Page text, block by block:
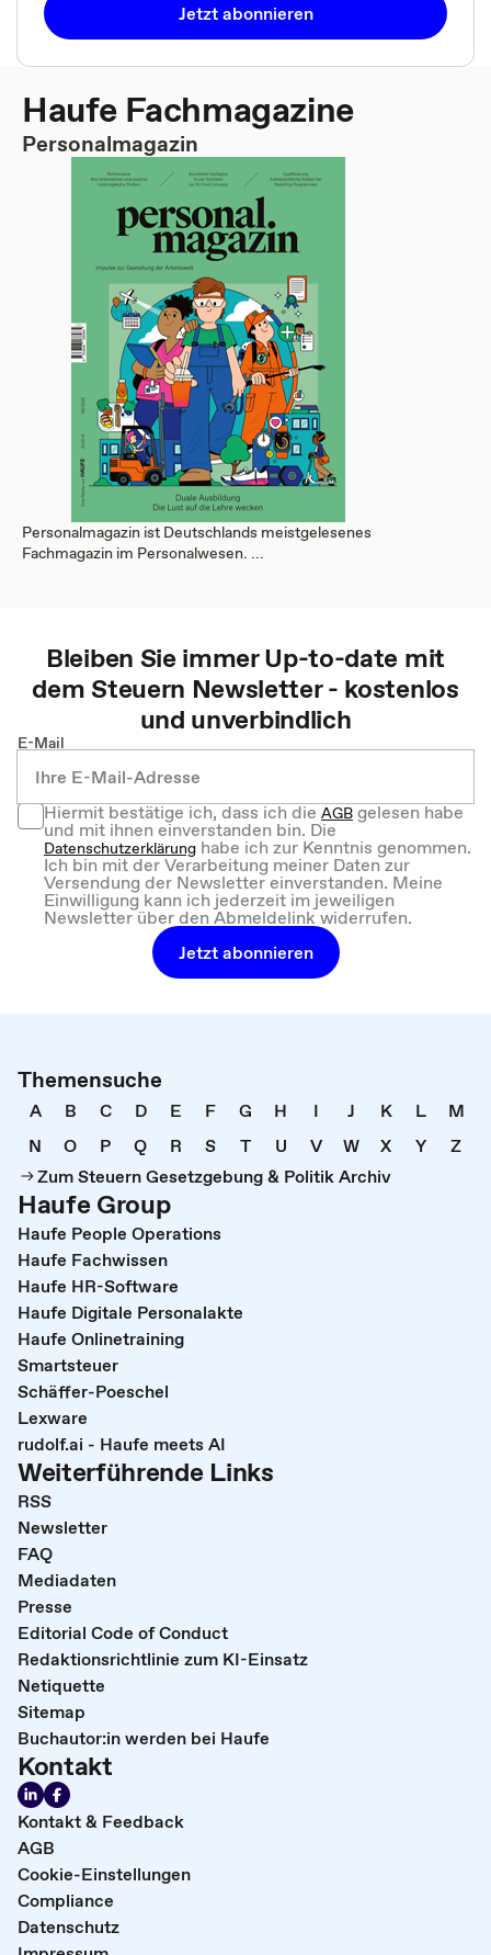
Jetzt abonnieren
Haufe Fachmagazine
Personalmagazin
Personalmagazin ist Deutschlands meistgelesenes
Fachmagazin im Personalwesen. ...
Bleiben Sie immer Up-to-date mit
demSteuern Newsletter - kostenlos
und unverbindlich
E-Mail
Hiermit bestätige ich, dass ich dieAGBgelesen habe
und mit ihnen einverstanden bin. Die
Datenschutzerklärung habe ich zur Kenntnis genommen.
Ich bin mit der Verarbeitung meiner Daten zur
Versendung der Newsletter einverstanden. Meine
Einwilligung kann ich jederzeit im jeweiligen
Newsletter über den Abmeldelink widerrufen.
Jetzt abonnieren
Themensuche
A B C D E F G H I J K L
M
N
O P Q R S T U V W X Y
Z
Zum Steuern Gesetzgebung & Politik Archiv
Haufe Group
Haufe People Operations
Haufe Fachwissen
Haufe HR-Software
Haufe Digitale Personalakte
Haufe Onlinetraining
Smartsteuer
Schäffer-Poeschel
Lexware
rudolf.ai - Haufe meets AI
Weiterführende Links
RSS
Newsletter
FAQ
Mediadaten
Presse
Editorial Code of Conduct
Redaktionsrichtlinie zum KI-Einsatz
Netiquette
Sitemap
Buchautor:in werden bei Haufe
Kontakt
Kontakt & Feedback
AGB
Cookie-Einstellungen
Compliance
Datenschutz